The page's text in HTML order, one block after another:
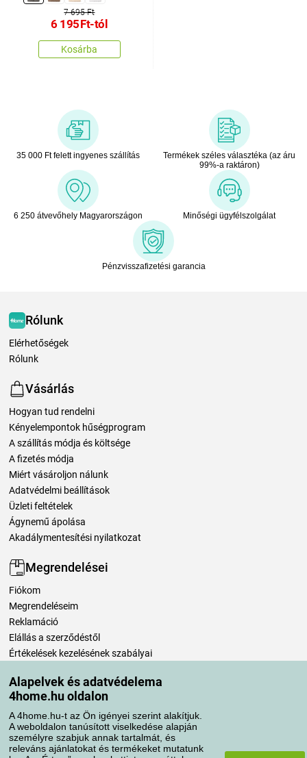
Alapelvek és adatvédelema
4home.hu oldalon
A 4home.hu-t az Ön igényei szerint alakítjuk.
A weboldalon tanúsított viselkedése alapján
személyre szabjuk annak tartalmát, és
releváns ajánlatokat és termékeket mutatunk
7 695 Ft
6 195Ft-tól
Kosárba
35 000 Ft felett ingyenes szállítás
Termékek széles választéka (az áru
99%-a raktáron)
6 250 átvevőhely Magyarországon Minőségi ügyfélszolgálat
Pénzvisszafizetési garancia
Rólunk
Elérhetőségek
Rólunk
Vásárlás
Hogyan tud rendelni
Kényelempontok hűségprogram
A szállítás módja és költsége
A fizetés módja
Miért vásároljon nálunk
Adatvédelmi beállítások
Üzleti feltételek
Ágynemű ápolása
Akadálymentesítési nyilatkozat
Megrendelései
Fiókom
Megrendeléseim
Reklamáció
Elállás a szerződéstől
Értékelések kezelésének szabályai
Szállítási módok
Fizetési módok